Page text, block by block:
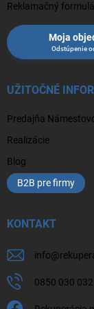
Reklamačný
Moja
UŽITOČNÉ
Predajňa
Realizácie
Blog
B2B pre firmy
KONTAKT
info@
0850 030 032